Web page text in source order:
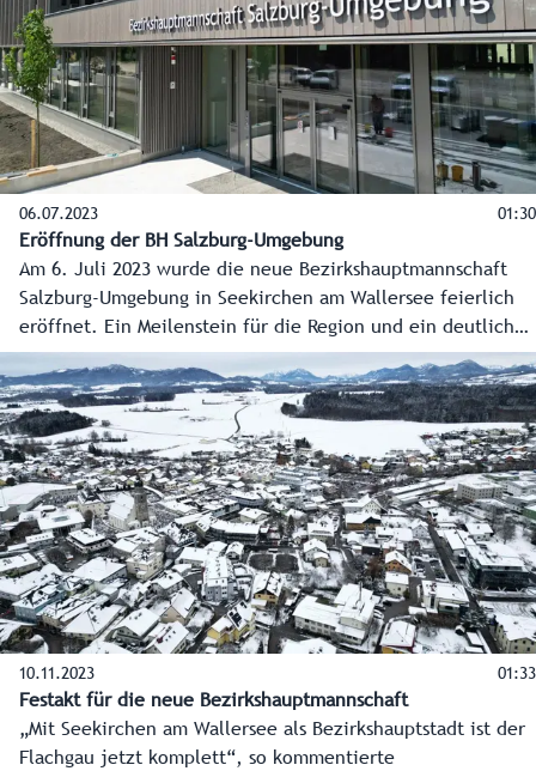
modernsten Service und so manchen Komfort bieten.
06.07.2023 01:30
Eröffnung der BH Salzburg-Umgebung
Am 6. Juli 2023 wurde die neue Bezirkshauptmannschaft
Salzburg-Umgebung in Seekirchen am Wallersee feierlich
eröffnet. Ein Meilenstein für die Region und ein deutlich
sichtbares Zeichen der Dezentralisierung in der
Verwaltung.
10.11.2023 01:33
Festakt für die neue Bezirkshauptmannschaft
„Mit Seekirchen am Wallersee als Bezirkshauptstadt ist der
Flachgau jetzt komplett“, so kommentierte